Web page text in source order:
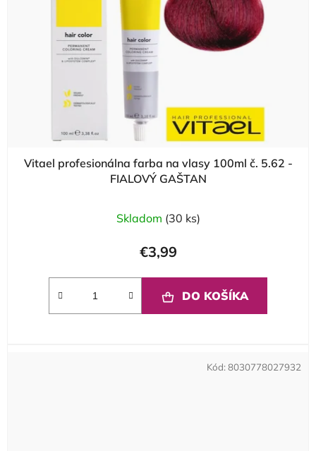
Vitael profesionálna farba na vlasy 100ml č. 5.62 -
FIALOVÝ GAŠTAN
Skladom (30 ks)
€3,99
DO KOŠÍKA
Kód:8030778027932